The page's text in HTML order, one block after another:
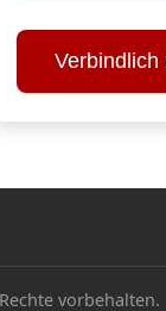
Verbindlich
vorbehalten.